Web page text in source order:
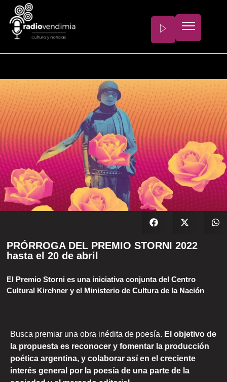
PRÓRROGA DEL PREMIO STORNI 2022
hasta el 20 de abril
El Premio Storni es una iniciativa conjunta del Centro
Cultural Kirchner y el Ministerio de Cultura de la Nación
Busca premiar una obra inédita de poesía. El objetivo de
la propuesta es reconocer y fomentar la producción
poética argentina, y colaborar así en el creciente
interés general por la poesía de una parte de la